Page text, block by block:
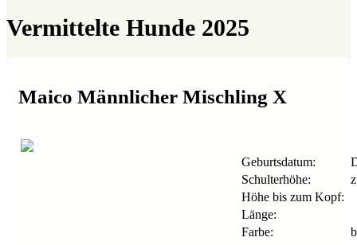
Vermittelte Hunde 2025
Maico Männlicher Mischling X
Geburtsdatum:
Schulterhöhe:
Höhe bis zum Kopf:
Länge:
Farbe: